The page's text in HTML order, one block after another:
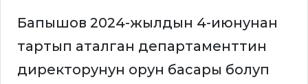
Бапышов 2024-жылдын 4-июнунан
тартып аталган департаменттин
директорунун орун басары болуп